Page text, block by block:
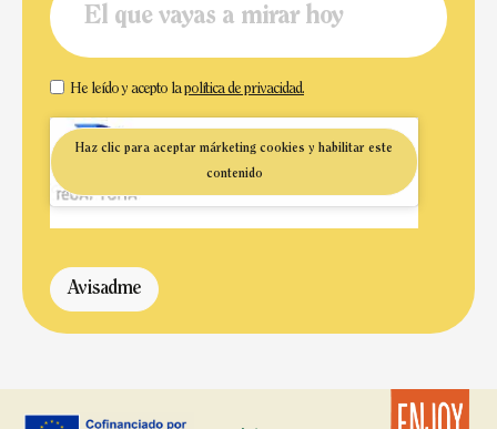
He leído y acepto lapolítica de privacidad.
Haz clic para aceptar márketing cookies y habilitar este
contenido
Avisadme